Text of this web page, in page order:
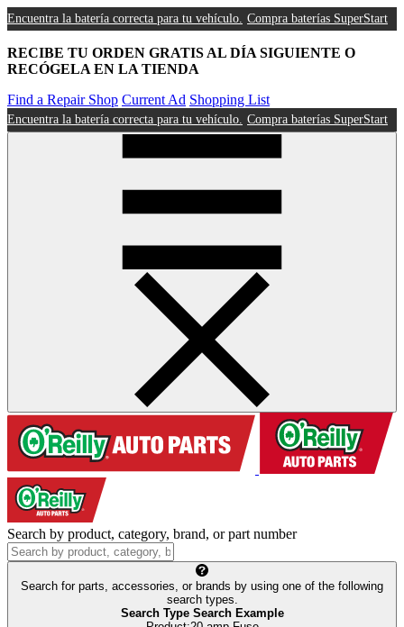
Encuentra la batería correcta para tu vehículo. Compra baterías SuperStart
RECIBE TU ORDEN GRATIS AL DÍA SIGUIENTE O
RECÓGELA EN LA TIENDA
Find a Repair Shop Current Ad Shopping List
Encuentra la batería correcta para tu vehículo. Compra baterías SuperStart
Search by product, category, brand, or part number
Search for parts, accessories, or brands by using one of the following
search types.
Search Type Search Example